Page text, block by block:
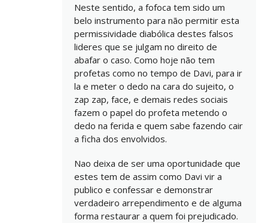
Neste sentido, a fofoca tem sido um
belo instrumento para não permitir esta
permissividade diabólica destes falsos
lideres que se julgam no direito de
abafar o caso. Como hoje não tem
profetas como no tempo de Davi, para ir
la e meter o dedo na cara do sujeito, o
zap zap, face, e demais redes sociais
fazem o papel do profeta metendo o
dedo na ferida e quem sabe fazendo cair
a ficha dos envolvidos.
Nao deixa de ser uma oportunidade que
estes tem de assim como Davi vir a
publico e confessar e demonstrar
verdadeiro arrependimento e de alguma
forma restaurar a quem foi prejudicado.